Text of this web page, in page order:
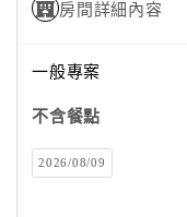
房間詳細內容
一般專案
不含餐點
2026/08/09